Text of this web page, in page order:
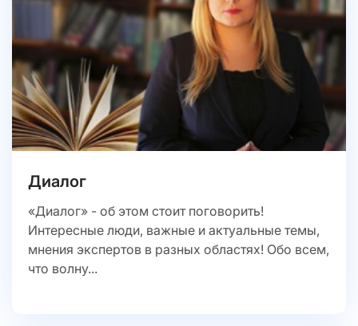
Диалог
«Диалог» - об этом стоит поговорить!
Интересные люди, важные и актуальные темы,
мнения экспертов в разных областях! Обо всем,
что волну...